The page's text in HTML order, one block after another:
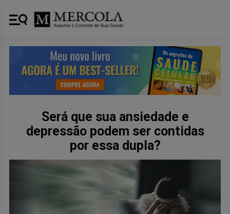
Será que sua ansiedade e
depressão podem ser contidas
por essa dupla?